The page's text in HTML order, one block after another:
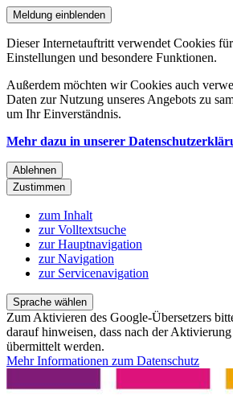
Meldung einblenden
Dieser Internetauftritt verwendet Cookies
Einstellungen und besondere Funktionen.
Außerdem möchten wir Cookies auch
Daten zur Nutzung unseres Angebots zu
um Ihr Einverständnis.
Mehr dazu in unserer
Ablehnen
Zustimmen
zum Inhalt
zur Volltextsuche
zur Hauptnavigation
zur Navigation
zur Servicenavigation
Sprache wählen
Zum Aktivieren des Google-Übersetzers
darauf hinweisen, dass nach der
übermittelt werden.
Mehr Informationen zum Datenschutz